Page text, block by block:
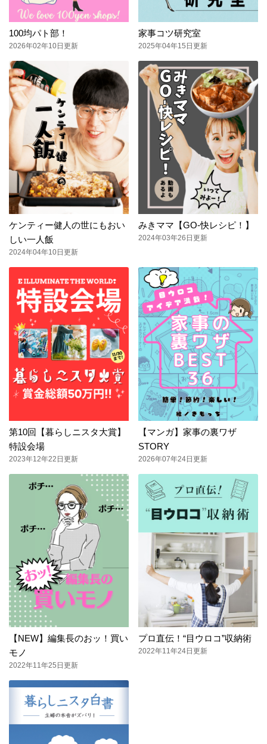
100均パト部！
2026年02年10日更新
家事コツ研究室
2025年04年15日更新
ケンティー健人の世にもおい
しい一人飯
2024年04年10日更新
みきママ【GO-快レシピ！】
2024年03年26日更新
第10回【暮らしニスタ大賞】
特設会場
2023年12年22日更新
【マンガ】家事の裏ワザ
STORY
2026年07年24日更新
【NEW】編集長のおッ！買い
モノ
2022年11年25日更新
プロ直伝！“目ウロコ”収納術
2022年11年24日更新